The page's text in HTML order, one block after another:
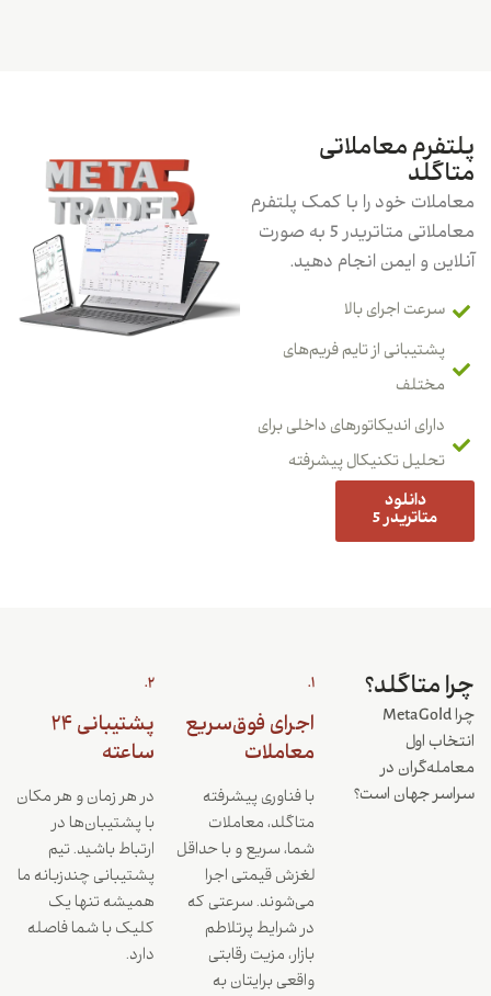
پلتفرم معاملاتی
متاگلد
معاملات خود را با کمک پلتفرم
معاملاتی متاتریدر 5 به صورت
آنلاین و ایمن انجام دهید.
سرعت اجرای بالا
پشتیبانی از تایم فریم‌های
مختلف
دارای اندیکاتورهای داخلی برای
تحلیل تکنیکال پیشرفته
دانلود
متاتریدر 5
چرا متاگلد؟
چرا MetaGold
انتخاب اول
معامله‌گران در
سراسر جهان است؟
1.
اجرای فوق‌سریع
معاملات
با فناوری پیشرفته
متاگلد، معاملات
شما، سریع و با حداقل
لغزش قیمتی اجرا
می‌شوند. سرعتی که
در شرایط پرتلاطم
بازار، مزیت رقابتی
واقعی برایتان به
2.
پشتیبانی ۲۴
ساعته
در هر زمان و هر مکان
با پشتیبان‌ها در
ارتباط باشید. تیم
پشتیبانی چندزبانه ما
همیشه تنها یک
کلیک با شما فاصله
دارد.